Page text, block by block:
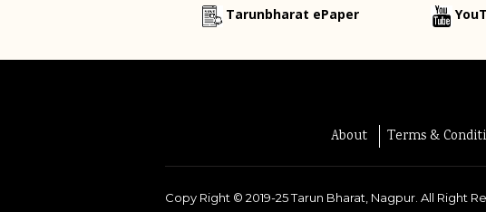
Tarunbharat ePaper
About Terms &
Copy Right © 2019-25Tarun Bharat, Nagpur. All Right